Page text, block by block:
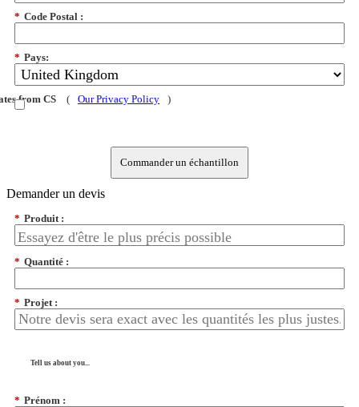
* Code Postal :
* Pays:
from CS ( Our Privacy Policy )
Commander un échantillon
Demander un devis
* Produit :
* Quantité :
* Projet :
Tell us about you...
* Prénom :